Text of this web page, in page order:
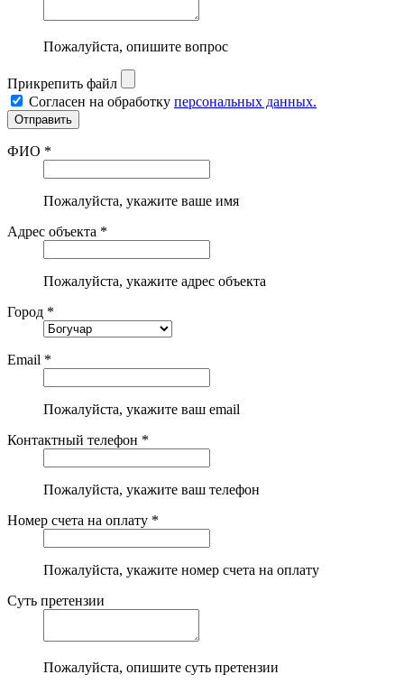
Пожалуйста, опишите вопрос
Прикрепить файл
Согласен на обработку персональных данных.
ФИО *
Пожалуйста, укажите ваше имя
Адрес объекта *
Пожалуйста, укажите адрес объекта
Город *
Email *
Пожалуйста, укажите ваш email
Контактный телефон *
Пожалуйста, укажите ваш телефон
Номер счета на оплату *
Пожалуйста, укажите номер счета на оплату
Суть претензии
Пожалуйста, опишите суть претензии